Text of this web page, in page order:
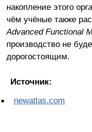
накопление этого
чём учёные также
Advanced Functional
производство не
дорогостоящим.
Источник:
newatlas.com